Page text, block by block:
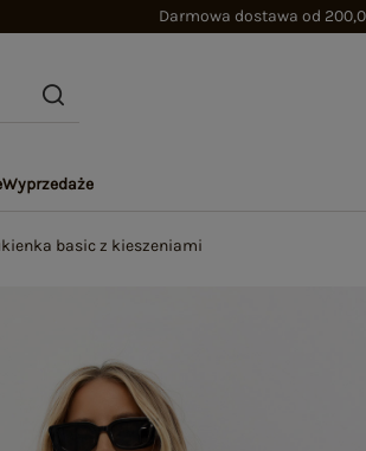
Darmowa dostawa od
Wyprzedaże
basic z kieszeniami